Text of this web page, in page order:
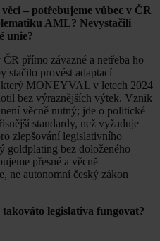
– potřebujeme vůbec v ČR
AML? Nevystačili
unie?
ČR přímo závazné a netřeba ho
stačilo provést adaptací
MONEYVAL v letech 2024
bez výraznějších výtek. Vznik
věcně nutný; jde o politické
standardy, než vyžaduje
zlepšování legislativního
goldplating bez doloženého
přesné a věcně
ne autonomní český zákon
legislativa fungovat?